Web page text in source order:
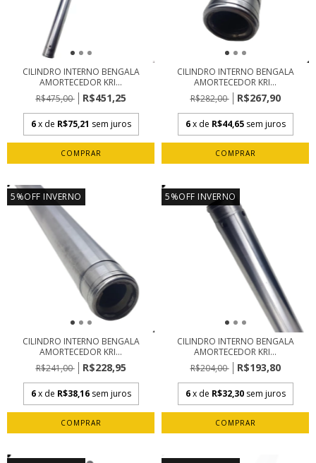
CILINDRO INTERNO BENGALA
AMORTECEDOR KRI...
R$475,00
R$451,25
6 x de R$75,21 sem juros
CILINDRO INTERNO BENGALA
AMORTECEDOR KRI...
R$282,00
R$267,90
6 x de R$44,65 sem juros
5%OFF INVERNO
CILINDRO INTERNO BENGALA
AMORTECEDOR KRI...
R$241,00
R$228,95
6 x de R$38,16 sem juros
5%OFF INVERNO
CILINDRO INTERNO BENGALA
AMORTECEDOR KRI...
R$204,00
R$193,80
6 x de R$32,30 sem juros